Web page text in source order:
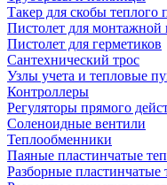
Такер для скобы теплого
Пистолет для монтажной
Пистолет для герметиков
Сантехнический трос
Узлы учета и тепловые
Контроллеры
Регуляторы прямого
Соленоидные вентили
Теплообменники
Паяные пластинчатые
Разборные